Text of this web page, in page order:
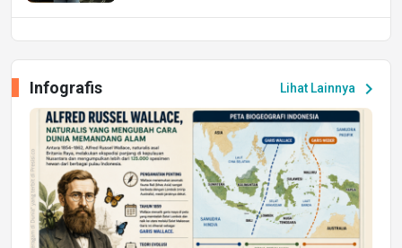
Peluang Kerja dan Magang
Jumat, 17 Jul 2026 22:30
DAERAH
Astra Motor Kalimantan Timur 2 Dukung
Mahasiswa Samarinda dalam Astra
Honda SDGs Future Leaders 2026
Jumat, 10 Jul 2026 19:01
Lihat Lainnya chevron_right
Infografis